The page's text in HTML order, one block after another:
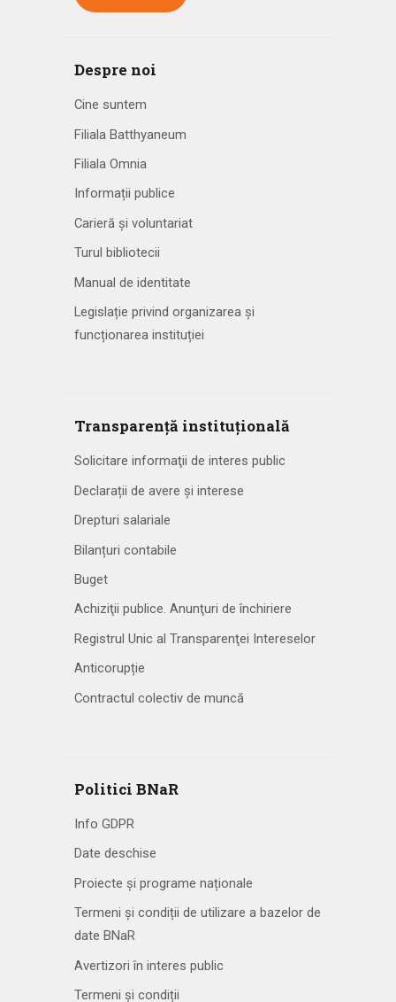
Despre noi
Cine suntem
Filiala Batthyaneum
Filiala Omnia
Informații publice
Carieră și voluntariat
Turul bibliotecii
Manual de identitate
Legislație privind organizarea și
funcționarea instituției
Transparență instituțională
Solicitare informaţii de interes public
Declarații de avere și interese
Drepturi salariale
Bilanțuri contabile
Buget
Achiziţii publice. Anunţuri de închiriere
Registrul Unic al Transparenţei Intereselor
Anticorupție
Contractul colectiv de muncă
Politici BNaR
Info GDPR
Date deschise
Proiecte și programe naționale
Termeni și condiții de utilizare a bazelor de
date BNaR
Avertizori în interes public
Termeni și condiții